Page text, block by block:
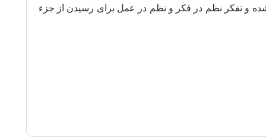
و تفکر نظم در فکر و نظم در عمل برای رسیدن از جزء